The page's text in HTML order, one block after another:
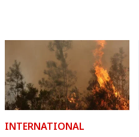
INTERNATIONAL